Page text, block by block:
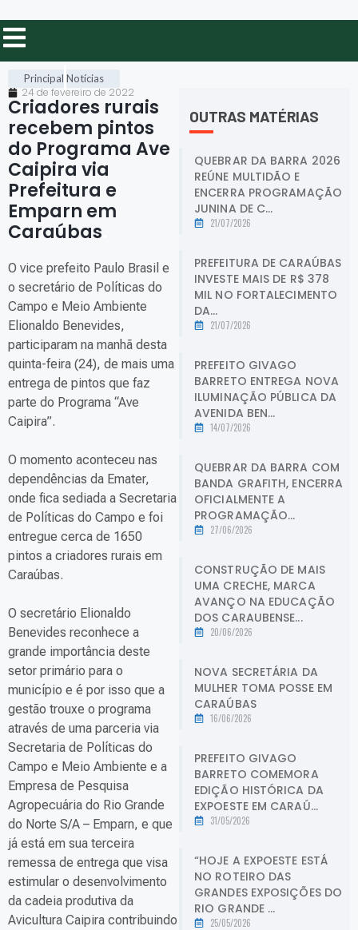
Principal Notícias
24 de fevereiro de 2022
Criadores rurais
recebem pintos
do Programa Ave
Caipira via
Prefeitura e
Emparn em
Caraúbas
O vice prefeito Paulo Brasil e
o secretário de Políticas do
Campo e Meio Ambiente
Elionaldo Benevides,
participaram na manhã desta
quinta-feira (24), de mais uma
entrega de pintos que faz
parte do Programa “Ave
Caipira”.
O momento aconteceu nas
dependências da Emater,
onde fica sediada a Secretaria
de Políticas do Campo e foi
entregue cerca de 1650
pintos a criadores rurais em
Caraúbas.
O secretário Elionaldo
Benevides reconhece a
grande importância deste
setor primário para o
município e é por isso que a
gestão trouxe o programa
através de uma parceria via
Secretaria de Políticas do
Campo e Meio Ambiente e a
Empresa de Pesquisa
Agropecuária do Rio Grande
do Norte S/A – Emparn, e que
já está em sua terceira
remessa de entrega que visa
estimular o desenvolvimento
da cadeia produtiva da
Avicultura Caipira contribuindo
OUTRAS MATÉRIAS
QUEBRAR DA BARRA 2026
REÚNE MULTIDÃO E
ENCERRA PROGRAMAÇÃO
JUNINA DE C...
21/07/2026
PREFEITURA DE CARAÚBAS
INVESTE MAIS DE R$ 378
MIL NO FORTALECIMENTO
DA...
21/07/2026
PREFEITO GIVAGO
BARRETO ENTREGA NOVA
ILUMINAÇÃO PÚBLICA DA
AVENIDA BEN...
14/07/2026
QUEBRAR DA BARRA COM
BANDA GRAFITH, ENCERRA
OFICIALMENTE A
PROGRAMAÇÃO...
27/06/2026
CONSTRUÇÃO DE MAIS
UMA CRECHE, MARCA
AVANÇO NA EDUCAÇÃO
DOS CARAUBENSE...
20/06/2026
NOVA SECRETÁRIA DA
MULHER TOMA POSSE EM
CARAÚBAS
16/06/2026
PREFEITO GIVAGO
BARRETO COMEMORA
EDIÇÃO HISTÓRICA DA
EXPOESTE EM CARAÚ...
31/05/2026
“HOJE A EXPOESTE ESTÁ
NO ROTEIRO DAS
GRANDES EXPOSIÇÕES DO
RIO GRANDE ...
25/05/2026